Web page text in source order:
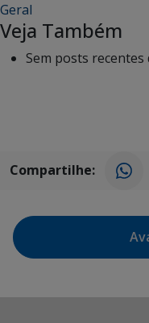
Geral
Veja Também
Sem posts recentes
Compartilhe: